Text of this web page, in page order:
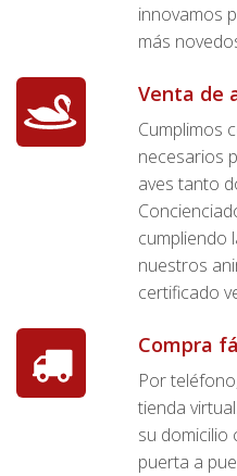
innovamos
más
Venta de
Cumplimos
necesarios
aves tanto
cumpliendo
nuestros
certificado
Compra
Por
tienda
su domicilio
puerta a